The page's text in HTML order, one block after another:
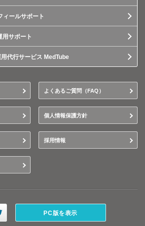
ィールサポート
用サポート
代行サービス MedTube
よくあるご質問（FAQ）
個人情報保護方針
採用情報
PC版を表示